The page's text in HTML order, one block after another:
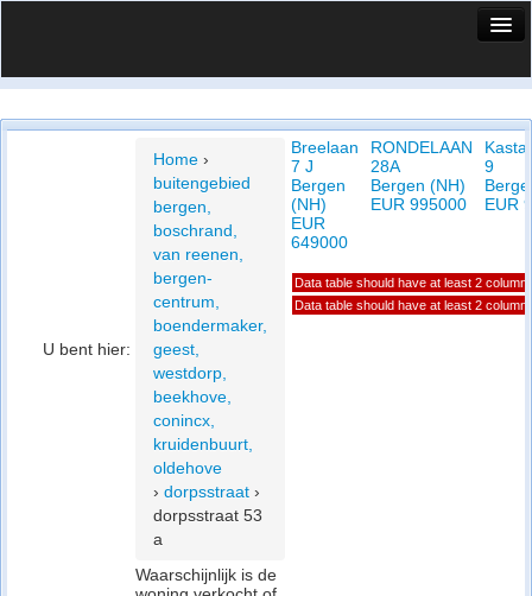
Vergelijk prijsposities - wijk
Cookie beleid
U bent hier:
Home ›
buitengebied
bergen,
boschrand,
van reenen,
bergen-
centrum,
boendermaker,
geest,
westdorp,
beekhove,
conincx,
kruidenbuurt,
oldehove
› dorpsstraat ›
dorpsstraat 53
a
Waarschijnlijk is de
Breelaan
7 J
Bergen
(NH)
EUR
649000
RONDELAAN
28A
Bergen (NH)
EUR 995000
9
EUR
Data table should have at least 2
Data table should have at least 2